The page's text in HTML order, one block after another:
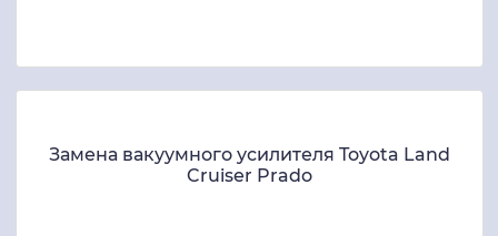
Замена вакуумного усилителя Toyota Land
Cruiser Prado